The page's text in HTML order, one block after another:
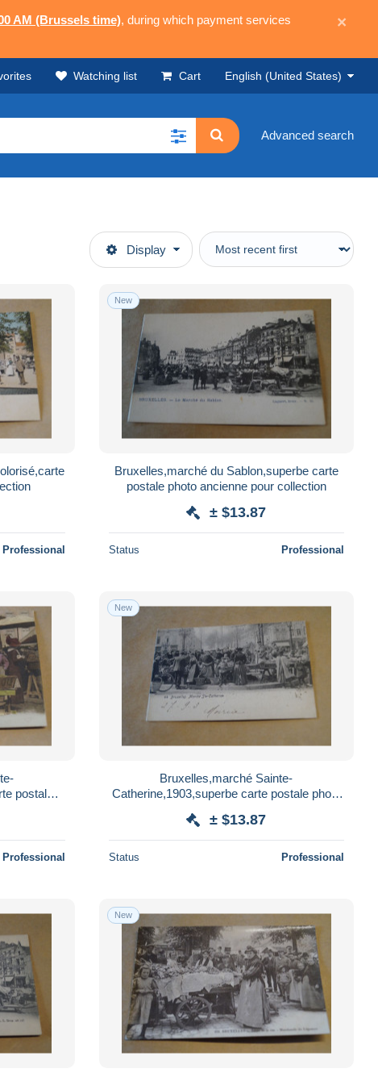
AM (Brussels time), during which payment services
×
Watching list Cart English (United States)
Advanced search
Display
Professional
New
Bruxelles,marché du Sablon,superbe carte
postale photo ancienne pour collection
± $13.87
Status Professional
postale
Professional
New
Bruxelles,marché Sainte-
Catherine,1903,superbe carte postale photo
± $13.87
Status Professional
New